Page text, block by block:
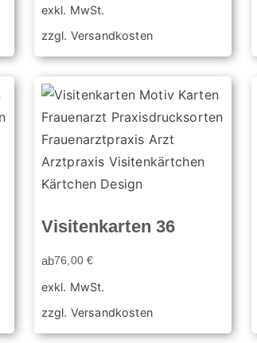
exkl. MwSt.
zzgl. Versandkosten
Visitenkarten 36
ab76,00€
exkl. MwSt.
zzgl. Versandkosten